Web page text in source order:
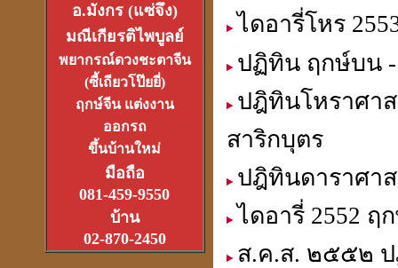
อาจารย์อ๊อดวัดสายไหม
เจ้าตำรับตระกรุดลูกปืน
(1ส.ค.2550)
หลวงหนุ่ย
จตุคามราเทพ 27 มิ.ย.2550
อ.มังกร (แซ่จึง)
มณีเกียรติไพบูลย์
พยากรณ์ดวงชะตาจีน
(ซี้เถียวโป๊ยยี่)
ฤกษ์จีน แต่งงาน
ออกรถ
ขึ้นบ้านใหม่
มือถือ
081-459-9550
บ้าน
02-870-2450
ไดอารี่โหร
ปฏิทิน ฤกษ์บน
ปฎิทินโหราศา
สาริกบุตร
ปฎิทินดาราศา
ไดอารี่ 2552
ส.ค.ส. ๒๕๕๒ ป